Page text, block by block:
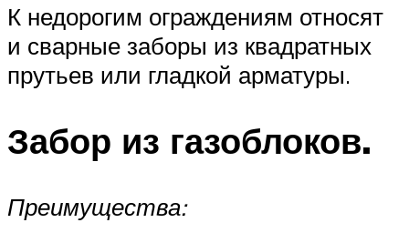
К недорогим ограждениям относят
и сварные заборы из квадратных
прутьев или гладкой арматуры.
Забор из газоблоков.
Преимущества: